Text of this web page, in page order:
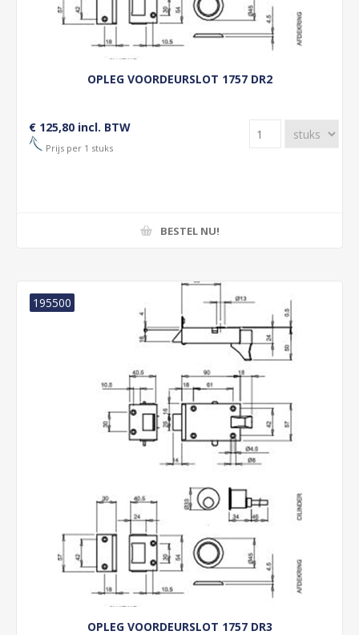
OPLEG VOORDEURSLOT 1757 DR2
€ 125,80 incl. BTW
Prijs per 1 stuks
BESTEL NU!
OPLEG VOORDEURSLOT 1757 DR3
195500